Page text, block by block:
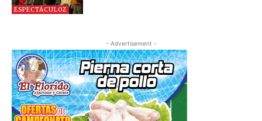
ESPECTÁCULOZ
- Advertisement -